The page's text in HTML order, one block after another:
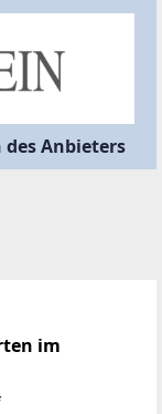
des Anbieters
im